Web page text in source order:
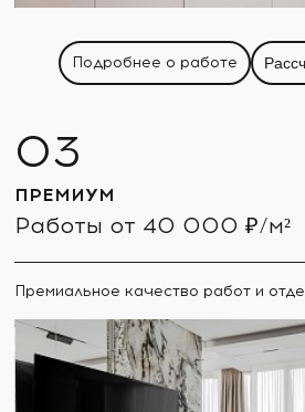
Подробнее о работе
ПРЕМИУМ
Работы от 40 000 ₽/м²
Премиальное качество работ и